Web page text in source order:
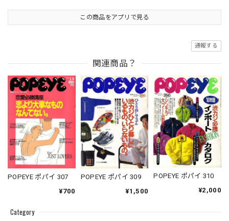
Category
この商品をアプリで見る
通報する
関連商品？
POPEYE ポパイ 307
¥700
POPEYE ポパイ 309
¥1,500
POPEYE ポパイ 310
¥2,000